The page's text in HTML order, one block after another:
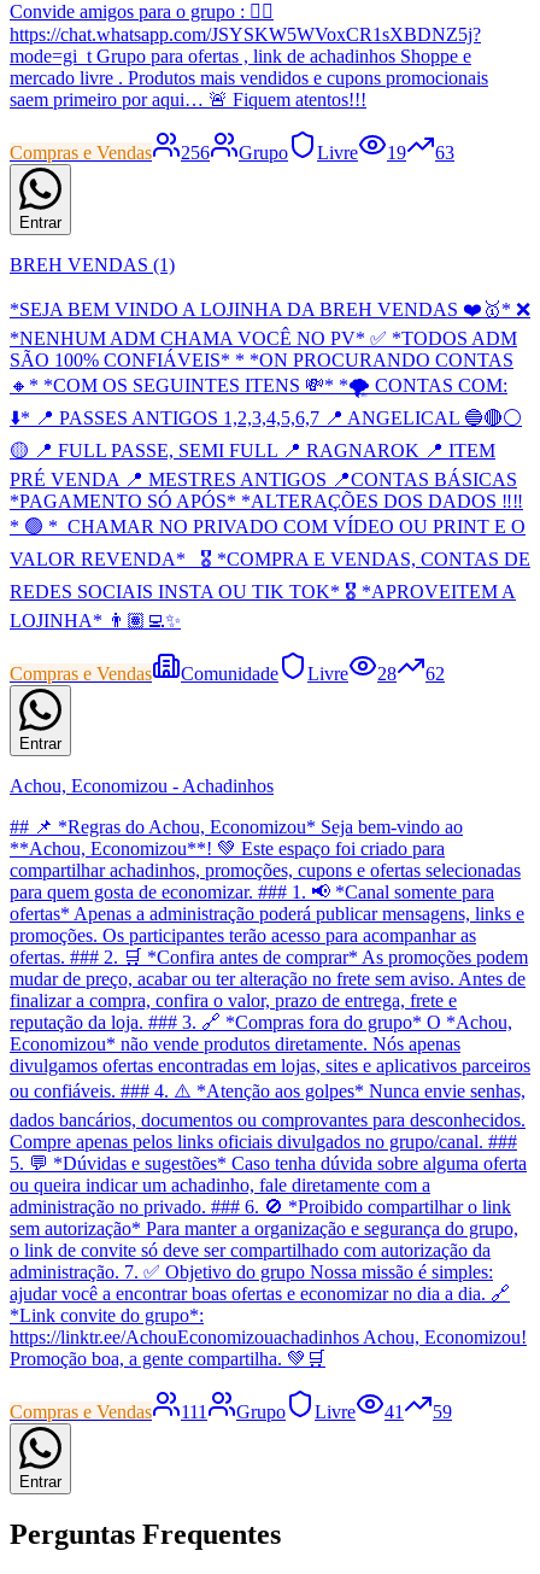
Convide amigos para o grupo : 👇🏼
https://chat.whatsapp.com/JSYSKW5WVoxCR1sXBDNZ5j?
mode=gi_t Grupo para ofertas , link de achadinhos Shoppe e
mercado livre . Produtos mais vendidos e cupons promocionais
saem primeiro por aqui… 🚨 Fiquem atentos!!!
Compras e Vendas 256 Grupo Livre 19 63
Entrar
BREH VENDAS (1)
*SEJA BEM VINDO A LOJINHA DA BREH VENDAS ❤️🥇* ❌
*NENHUM ADM CHAMA VOCÊ NO PV* ✅ *TODOS ADM
SÃO 100% CONFIÁVEIS* * *ON PROCURANDO CONTAS
🔸* *COM OS SEGUINTES ITENS 💸* *🌪 CONTAS COM:
⬇️* 📍 PASSES ANTIGOS 1,2,3,4,5,6,7 📍 ANGELICAL 🔵🔴⚪️
🟡 📍 FULL PASSE, SEMI FULL 📍 RAGNAROK 📍 ITEM
PRÉ VENDA 📍 MESTRES ANTIGOS 📍CONTAS BÁSICAS
*PAGAMENTO SÓ APÓS* *ALTERAÇÕES DOS DADOS ‼️‼️
* 🟢 *_CHAMAR NO PRIVADO COM VÍDEO OU PRINT E O
VALOR REVENDA*_ 🎖️ *COMPRA E VENDAS, CONTAS DE
REDES SOCIAIS INSTA OU TIK TOK* 🎖️ *APROVEITEM A
LOJINHA* 👨🏽‍💻✨
Compras e Vendas Comunidade Livre 28 62
Entrar
Achou, Economizou - Achadinhos
## 📌 *Regras do Achou, Economizou* Seja bem-vindo ao
**Achou, Economizou**! 💚 Este espaço foi criado para
compartilhar achadinhos, promoções, cupons e ofertas selecionadas
para quem gosta de economizar. ### 1. 📢 *Canal somente para
ofertas* Apenas a administração poderá publicar mensagens, links e
promoções. Os participantes terão acesso para acompanhar as
ofertas. ### 2. 🛒 *Confira antes de comprar* As promoções podem
mudar de preço, acabar ou ter alteração no frete sem aviso. Antes de
finalizar a compra, confira o valor, prazo de entrega, frete e
reputação da loja. ### 3. 🔗 *Compras fora do grupo* O *Achou,
Economizou* não vende produtos diretamente. Nós apenas
divulgamos ofertas encontradas em lojas, sites e aplicativos parceiros
ou confiáveis. ### 4. ⚠️ *Atenção aos golpes* Nunca envie senhas,
dados bancários, documentos ou comprovantes para desconhecidos.
Compre apenas pelos links oficiais divulgados no grupo/canal. ###
5. 💬 *Dúvidas e sugestões* Caso tenha dúvida sobre alguma oferta
ou queira indicar um achadinho, fale diretamente com a
administração no privado. ### 6. 🚫 *Proibido compartilhar o link
sem autorização* Para manter a organização e segurança do grupo,
o link de convite só deve ser compartilhado com autorização da
administração. 7. ✅ Objetivo do grupo Nossa missão é simples:
ajudar você a encontrar boas ofertas e economizar no dia a dia. 🔗
*Link convite do grupo*:
https://linktr.ee/AchouEconomizouachadinhos Achou, Economizou!
Promoção boa, a gente compartilha. 💚🛒
Compras e Vendas 111 Grupo Livre 41 59
Entrar
Perguntas Frequentes